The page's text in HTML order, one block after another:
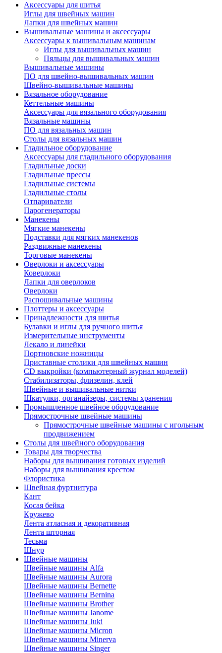
Аксессуары для шитья
Иглы для швейных машин
Лапки для швейных машин
Вышивальные машины и аксессуары
Аксессуары к вышивальным машинам
Иглы для вышивальных машин
Пяльцы для вышивальных машин
Вышивальные машины
ПО для швейно-вышивальных машин
Швейно-вышивальные машины
Вязальное оборудование
Кеттельные машины
Аксессуары для вязального оборудования
Вязальные машины
ПО для вязальных машин
Столы для вязальных машин
Гладильное оборудование
Аксессуары для гладильного оборудования
Гладильные доски
Гладильные прессы
Гладильные системы
Гладильные столы
Отпариватели
Парогенераторы
Манекены
Мягкие манекены
Подставки для мягких манекенов
Раздвижные манекены
Торговые манекены
Оверлоки и аксессуары
Коверлоки
Лапки для оверлоков
Оверлоки
Распошивальные машины
Плоттеры и аксессуары
Принадлежности для шитья
Булавки и иглы для ручного шитья
Измерительные инструменты
Лекало и линейки
Портновские ножницы
Приставные столики для швейных машин
СD выкройки (компьютерный журнал моделей)
Стабилизаторы, флизелин, клей
Швейные и вышивальные нитки
Шкатулки, органайзеры, системы хранения
Промышленное швейное оборудование
Прямострочные швейные машины
Прямострочные швейные машины с игольным
продвижением
Столы для швейного оборудования
Товары для творчества
Наборы для вышивания готовых изделий
Наборы для вышивания крестом
Флористика
Швейная фуртнитура
Кант
Косая бейка
Кружево
Лента aтласная и декоративная
Лента шторная
Тесьма
Шнур
Швейные машины
Швейные машины Alfa
Швейные машины Aurora
Швейные машины Bernette
Швейные машины Bernina
Швейные машины Brother
Швейные машины Janome
Швейные машины Juki
Швейные машины Micron
Швейные машины Minerva
Швейные машины Singer